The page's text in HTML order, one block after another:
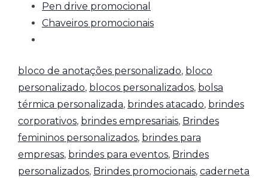
Pen drive promocional
Chaveiros promocionais
bloco de anotações personalizado, bloco
personalizado, blocos personalizados, bolsa
térmica personalizada, brindes atacado, brindes
corporativos, brindes empresariais, Brindes
femininos personalizados, brindes para
empresas, brindes para eventos, Brindes
personalizados, Brindes promocionais, caderneta